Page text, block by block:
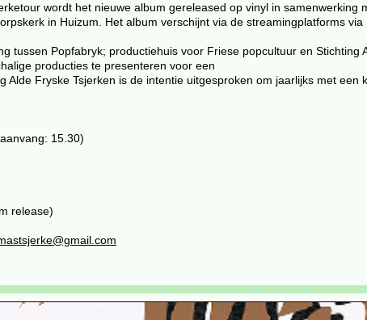
wordt het nieuwe album gereleased op vinyl in
in Huizum. Het album verschijnt via de streamingplatforms via
tussen Popfabryk; productiehuis voor Friese popcultuur en
producties te presenteren voor een
Fryske Tsjerken is de intentie uitgesproken om jaarlijks met
15.30)
release)